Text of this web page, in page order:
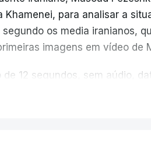
Khamenei, para analisar a
segundo os media iranianos,
imagens em vídeo de
de 12 segundos, sem aúdio,
que no último dia